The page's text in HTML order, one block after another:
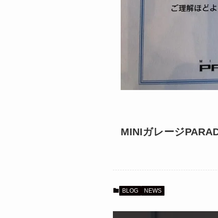
MINIガレージ
BLOG NEWS